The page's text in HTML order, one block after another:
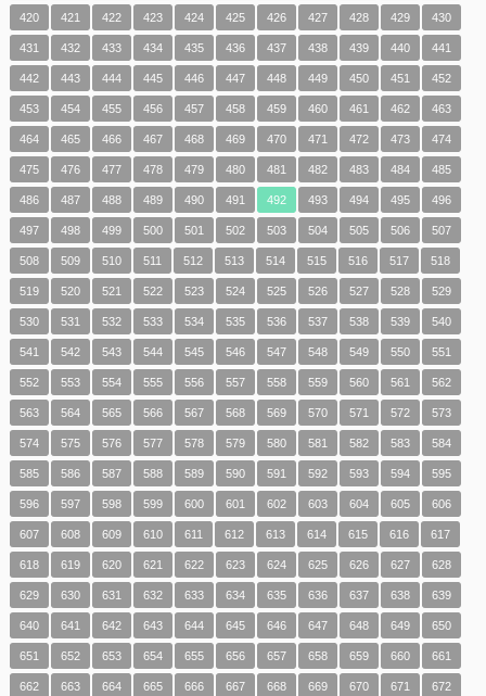
420 421 422 423 424 425 426 427 428 429 430
431 432 433 434 435 436 437 438 439 440 441
442 443 444 445 446 447 448 449 450 451 452
453 454 455 456 457 458 459 460 461 462 463
464 465 466 467 468 469 470 471 472 473 474
475 476 477 478 479 480 481 482 483 484 485
486 487 488 489 490 491 492 493 494 495 496
497 498 499 500 501 502 503 504 505 506 507
508 509 510 511 512 513 514 515 516 517 518
519 520 521 522 523 524 525 526 527 528 529
530 531 532 533 534 535 536 537 538 539 540
541 542 543 544 545 546 547 548 549 550 551
552 553 554 555 556 557 558 559 560 561 562
563 564 565 566 567 568 569 570 571 572 573
574 575 576 577 578 579 580 581 582 583 584
585 586 587 588 589 590 591 592 593 594 595
596 597 598 599 600 601 602 603 604 605 606
607 608 609 610 611 612 613 614 615 616 617
618 619 620 621 622 623 624 625 626 627 628
629 630 631 632 633 634 635 636 637 638 639
640 641 642 643 644 645 646 647 648 649 650
651 652 653 654 655 656 657 658 659 660 661
662 663 664 665 666 667 668 669 670 671 672